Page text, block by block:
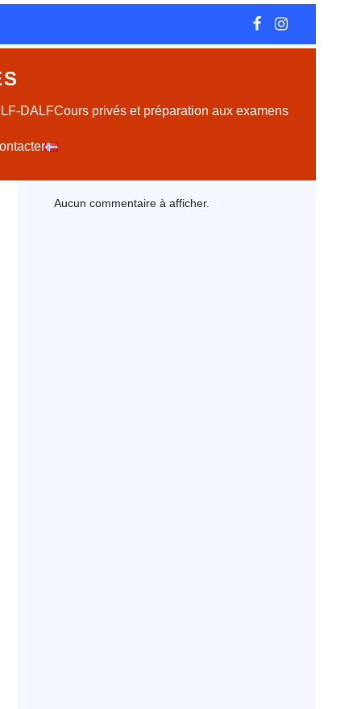
DALFCours privés et préparation aux examens
Aucun commentaire à afficher.